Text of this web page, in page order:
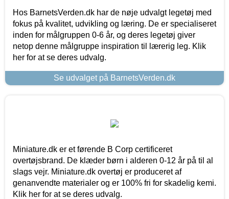
Hos BarnetsVerden.dk har de nøje udvalgt legetøj med
fokus på kvalitet, udvikling og læring. De er specialiseret
inden for målgruppen 0-6 år, og deres legetøj giver
netop denne målgruppe inspiration til lærerig leg. Klik
her for at se deres udvalg.
Se udvalget på BarnetsVerden.dk
Miniature.dk er et førende B Corp certificeret
overtøjsbrand. De klæder børn i alderen 0-12 år på til al
slags vejr. Miniature.dk overtøj er produceret af
genanvendte materialer og er 100% fri for skadelig kemi.
Klik her for at se deres udvalg.